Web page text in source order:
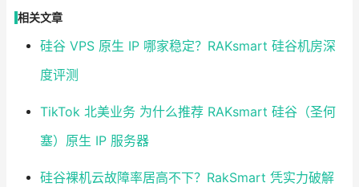
相关文章
硅谷 VPS 原生 IP 哪家稳定？RAKsmart 硅谷机房深
度评测
TikTok 北美业务 为什么推荐 RAKsmart 硅谷（圣何
塞）原生 IP 服务器
硅谷裸机云故障率居高不下？RakSmart 凭实力破解